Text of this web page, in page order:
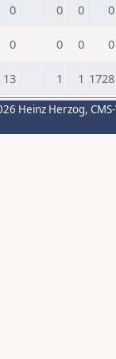
0 0 0 0
0 0 0 0
13 1 1 1728
Heinz Herzog,